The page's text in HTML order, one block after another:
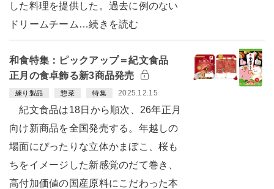
した料理を提供した。過去に例のない
ドリームチーム…続きを読む
和食特集：ピックアップ＝紀文食品
正月の食卓飾る新3商品発売
練り製品 惣菜 特集 2025.12.15
紀文食品は18日から順次、26年正月
向け新商品を全国発売する。年越しの
場面にぴったりな立体かまぼこ、桜も
ちをイメージした新感覚のだて巻き、
高付加価値の国産原料にこだわった本